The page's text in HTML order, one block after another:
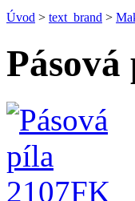
Úvod > text_brand >